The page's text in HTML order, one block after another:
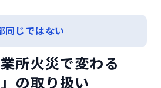
同じではない
所火災で変わる
の取り扱い